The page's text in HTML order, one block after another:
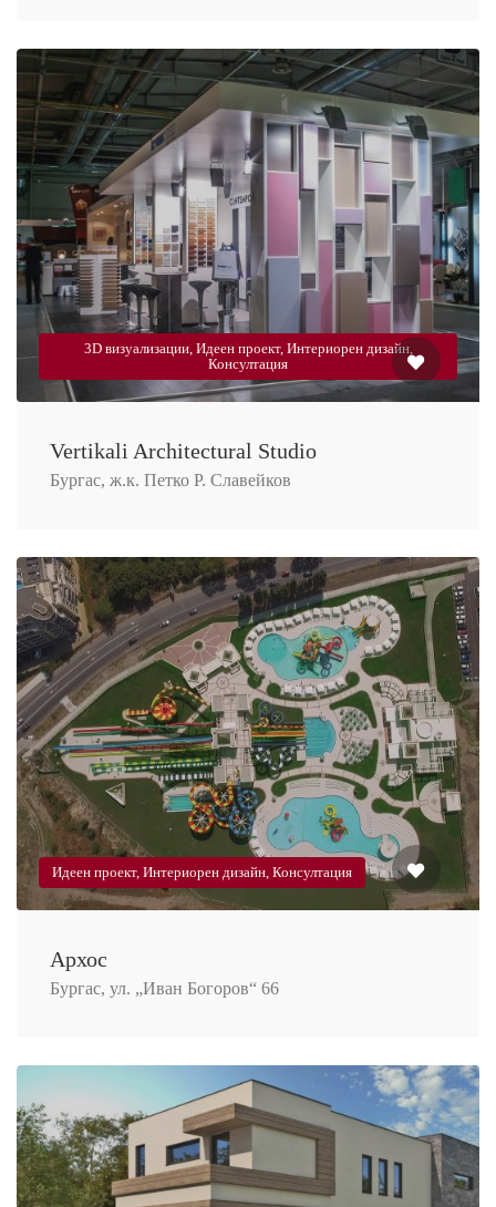
3D визуализации, Идеен проект, Интериорен дизайн,
Консултация
Vertikali Architectural Studio
Бургас, ж.к. Петко Р. Славейков
Идеен проект, Интериорен дизайн, Консултация
Архос
Бургас, ул. „Иван Богоров“ 66